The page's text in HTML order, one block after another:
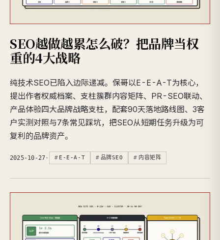
SEO越做越累怎么破？把品牌当权
重的4大战略
纯技术SEO已陷入边际递减。保哥以E-E-A-T为核心，
提出作者权威档案、支柱簇群内容矩阵、PR-SEO联动、
产品体验四大品牌战略支柱，配套90天落地路线图、3客
户实测对照与7条常见踩坑，把SEO从短期任务升级为可
复利的品牌资产。
2025-10-27 · E-E-A-T 品牌SEO 内容矩阵